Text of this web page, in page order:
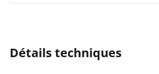
Détails techniques